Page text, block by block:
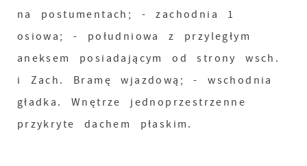
na postumentach; - zachodnia 1
osiowa; - południowa z przyległym
aneksem posiadającym od strony wsch.
i Zach. Bramę wjazdową; - wschodnia
gładka. Wnętrze jednoprzestrzenne
przykryte dachem płaskim.